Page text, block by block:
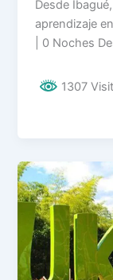
Desde
aprendizaje
| 0 Noches
1307